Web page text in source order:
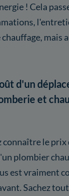
! Cela
mais
d'un
et
connaître le prix
plombier
est vraiment
Sachez